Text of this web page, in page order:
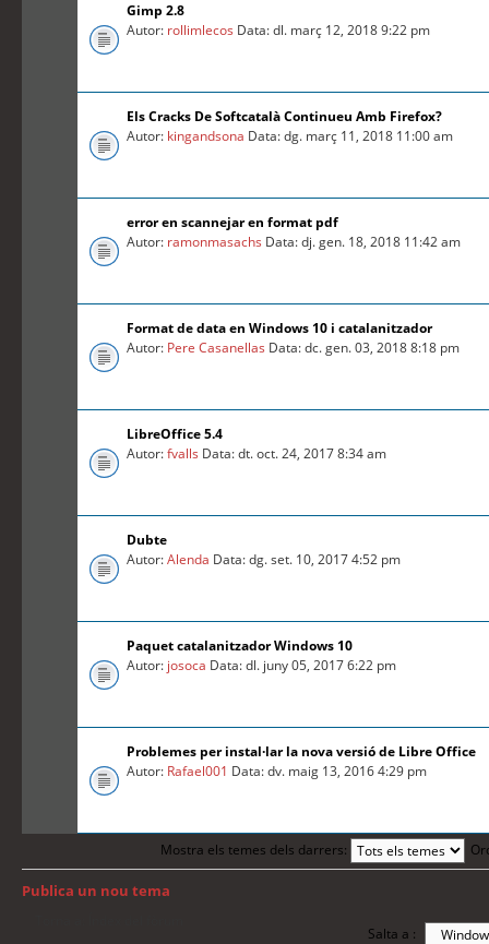
Gimp 2.8
Autor: rollimlecos Data: dl. març 12, 2018 9:22 pm
Els Cracks De Softcatalà Continueu Amb Firefox?
Autor: kingandsona Data: dg. març 11, 2018 11:00 am
error en scannejar en format pdf
Autor: ramonmasachs Data: dj. gen. 18, 2018 11:42 am
Format de data en Windows 10 i catalanitzador
Autor: Pere Casanellas Data: dc. gen. 03, 2018 8:18 pm
LibreOffice 5.4
Autor:fvalls Data: dt. oct. 24, 2017 8:34 am
Dubte
Autor:Alenda Data: dg. set. 10, 2017 4:52 pm
Paquet catalanitzador Windows 10
Autor: josoca Data: dl. juny 05, 2017 6:22 pm
Problemes per instal·lar la nova versió de Libre Office
Autor: Rafael001 Data: dv. maig 13, 2016 4:29 pm
Mostra els temes dels darrers:
Publica un nou tema
Salta a :